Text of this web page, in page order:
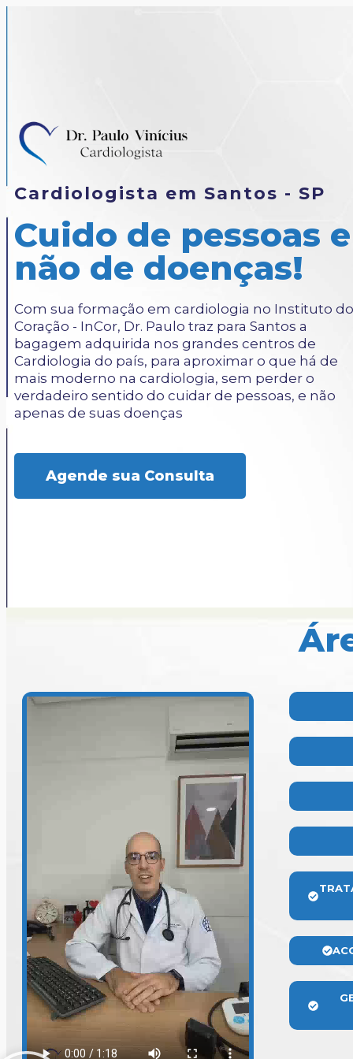
Cardiologista em Santos - SP
Cuido de pessoas e
não de doenças!
Com sua formação em cardiologia no Instituto do
Coração - InCor, Dr. Paulo traz para Santos a
bagagem adquirida nos grandes centros de
Cardiologia do país, para aproximar o que há de
mais moderno na cardiologia, sem perder o
verdadeiro sentido do cuidar de pessoas, e não
apenas de suas doenças
Agende sua Consulta